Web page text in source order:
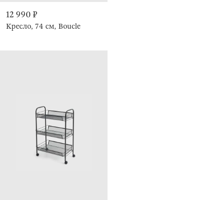
12 990 ₽
Кресло, 74 см, Boucle